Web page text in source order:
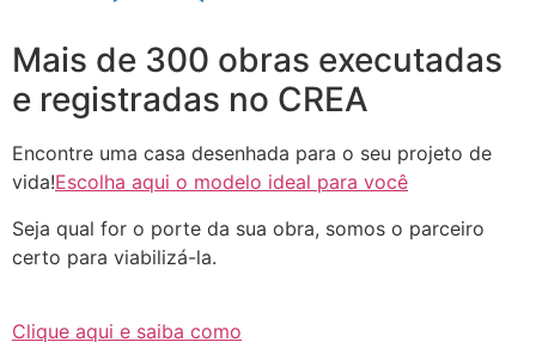
Mais de 300 obras executadas
e registradas no CREA
Encontre uma casa desenhada para o seu projeto de
vida!Escolha aqui o modelo ideal para você
Seja qual for o porte da sua obra, somos o parceiro
certo para viabilizá-la.
Clique aqui e saiba como